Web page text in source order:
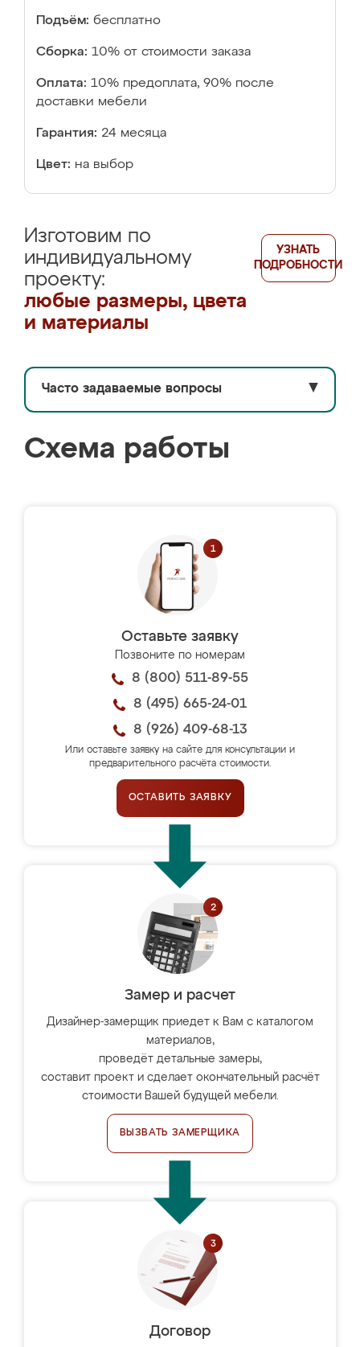
Подъём: бесплатно
Сборка: 10% от стоимости заказа
Оплата: 10% предоплата, 90% после
доставки мебели
Гарантия: 24 месяца
Цвет: на выбор
Изготовим по
индивидуальному
проекту:
любые размеры, цвета
и материалы
УЗНАТЬ
ПОДРОБНОСТИ
Часто задаваемые вопросы ▼
Схема работы
Оставьте заявку
Позвоните по номерам
8 (800) 511-89-55
8 (495) 665-24-01
8 (926) 409-68-13
Или оставьте заявку на сайте для консультации и
предварительного расчёта стоимости.
ОСТАВИТЬ ЗАЯВКУ
Замер и расчет
Дизайнер-замерщик приедет к Вам с каталогом
материалов,
проведёт детальные замеры,
составит проект и сделает окончательный расчёт
стоимости Вашей будущей мебели.
ВЫЗВАТЬ ЗАМЕРЩИКА
Договор